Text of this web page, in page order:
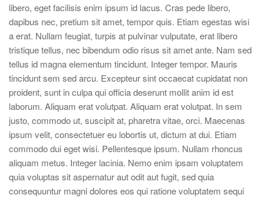
libero, eget facilisis enim ipsum id lacus. Cras pede libero,
dapibus nec, pretium sit amet, tempor quis. Etiam egestas wisi
a erat. Nullam feugiat, turpis at pulvinar vulputate, erat libero
tristique tellus, nec bibendum odio risus sit amet ante. Nam sed
tellus id magna elementum tincidunt. Integer tempor. Mauris
tincidunt sem sed arcu. Excepteur sint occaecat cupidatat non
proident, sunt in culpa qui officia deserunt mollit anim id est
laborum. Aliquam erat volutpat. Aliquam erat volutpat. In sem
justo, commodo ut, suscipit at, pharetra vitae, orci. Maecenas
ipsum velit, consectetuer eu lobortis ut, dictum at dui. Etiam
commodo dui eget wisi. Pellentesque ipsum. Nullam rhoncus
aliquam metus. Integer lacinia. Nemo enim ipsam voluptatem
quia voluptas sit aspernatur aut odit aut fugit, sed quia
consequuntur magni dolores eos qui ratione voluptatem sequi